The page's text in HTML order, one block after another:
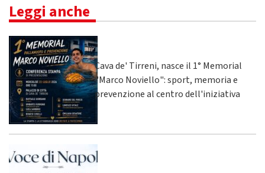
Leggi anche
Cava de' Tirreni, nasce il 1° Memorial
"Marco Noviello": sport, memoria e
prevenzione al centro dell'iniziativa